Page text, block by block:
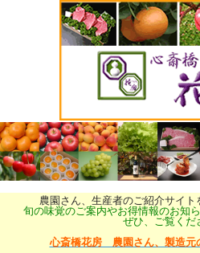
農園さん、生産者のご紹介サイト
旬の味覚のご案内やお得情報のお知
ぜひ、ご覧くだ
心斎橋花房 農園さん、製造元